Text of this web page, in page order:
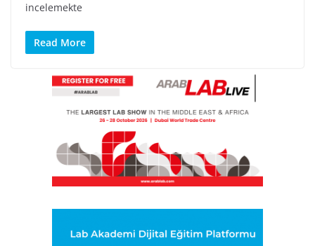
incelemekte
Read More